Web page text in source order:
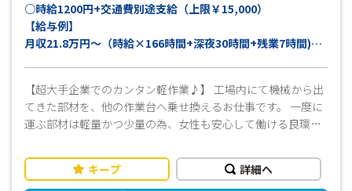
○時給1200円+交通費別途支給（上限￥15,000）
【給与例】
月収21.8万円～（時給×166時間+深夜30時間+残業7時間)と
【超大手企業でのカンタン軽作業♪】 工場内にて機械から出
てきた部材を、他の作業台へ乗せ換えるお仕事です。 一度に
運ぶ部材は軽量かつ少量の為、女性も安心して働ける良環境
事を決めたいそこのアナタにオススメです♪ 皆様からのご応
募、心よりお待ちしております！
キープ 詳細へ